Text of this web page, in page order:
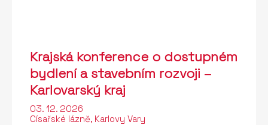
Krajská konference o dostupném
bydlení a stavebním rozvoji –
Karlovarský kraj
03. 12. 2026
Císařské lázně, Karlovy Vary